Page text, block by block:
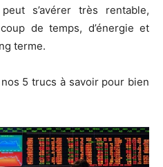
s’avérer très rentable,
de temps, d’énergie et
terme.
5 trucs à savoir pour bien